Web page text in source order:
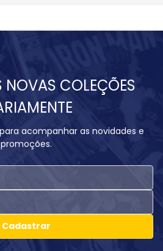
NOVAS COLEÇÕES
acompanhar as novidades e
promoções.
Cadastrar